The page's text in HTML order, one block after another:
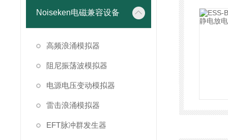
Noiseken电磁兼容设备
高频浪涌模拟器
阻尼振荡波模拟器
电源电压变动模拟器
雷击浪涌模拟器
EFT脉冲群发生器